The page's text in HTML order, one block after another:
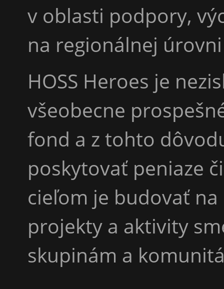
v oblasti podpory,
na regionálnej
HOSS Heroes je
všeobecne
fond a z tohto
poskytovať peniaze
cieľom je budovať
projekty a aktivity
skupinám a